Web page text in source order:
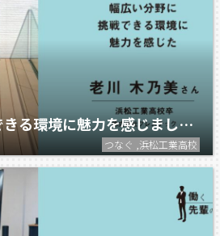
幅広い分野に挑戦できる環境に魅力を感じました。
つなぐ ,浜松工業高校